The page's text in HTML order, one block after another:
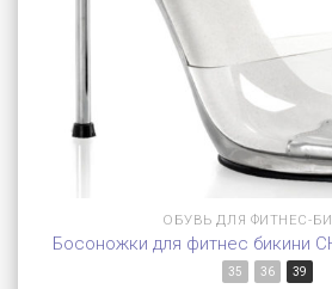
ОБУВЬ ДЛЯ ФИТНЕС-
Босоножки для фитнес бикини
35 36 39